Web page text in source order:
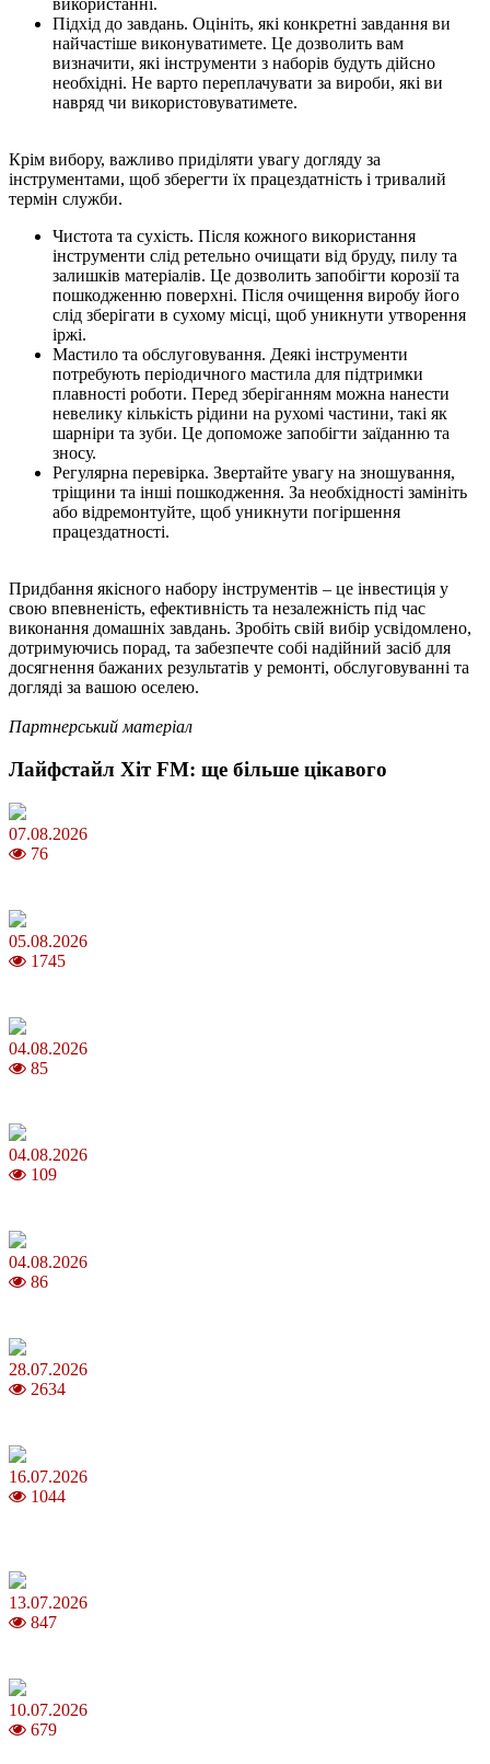
використанні.
Підхід до завдань. Оцініть, які конкретні завдання ви
найчастіше виконуватимете. Це дозволить вам
визначити, які інструменти з наборів будуть дійсно
необхідні. Не варто переплачувати за вироби, які ви
навряд чи використовуватимете.
Крім вибору, важливо приділяти увагу догляду за
інструментами, щоб зберегти їх працездатність і тривалий
термін служби.
Чистота та сухість. Після кожного використання
інструменти слід ретельно очищати від бруду, пилу та
залишків матеріалів. Це дозволить запобігти корозії та
пошкодженню поверхні. Після очищення виробу його
слід зберігати в сухому місці, щоб уникнути утворення
іржі.
Мастило та обслуговування. Деякі інструменти
потребують періодичного мастила для підтримки
плавності роботи. Перед зберіганням можна нанести
невелику кількість рідини на рухомі частини, такі як
шарніри та зуби. Це допоможе запобігти заїданню та
зносу.
Регулярна перевірка. Звертайте увагу на зношування,
тріщини та інші пошкодження. За необхідності замініть
або відремонтуйте, щоб уникнути погіршення
працездатності.
Придбання якісного набору інструментів – це інвестиція у
свою впевненість, ефективність та незалежність під час
виконання домашніх завдань. Зробіть свій вибір усвідомлено,
дотримуючись порад, та забезпечте собі надійний засіб для
досягнення бажаних результатів у ремонті, обслуговуванні та
догляді за вашою оселею.
Партнерський матеріал
Лайфстайл Хіт FM: ще більше цікавого
07.08.2026
76
05.08.2026
1745
04.08.2026
85
04.08.2026
109
04.08.2026
86
28.07.2026
2634
16.07.2026
1044
13.07.2026
847
10.07.2026
679